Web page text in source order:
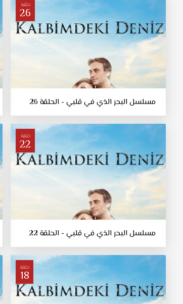
حلقة
26
مسلسل البحر الذي في قلبي - الحلقة 26
حلقة
22
مسلسل البحر الذي في قلبي - الحلقة 22
حلقة
18